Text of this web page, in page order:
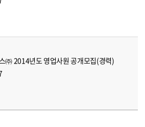
㈜ 2014년도 영업사원 공개모집(경력)